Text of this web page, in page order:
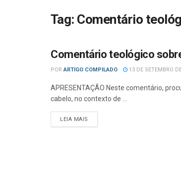
Tag: Comentário
ESTUDOS BÍBLICOS
Comentário teológico
POR ARTIGO COMPILADO 13 DE SETEMBRO
APRESENTAÇÃO Neste comentário,
cabelo, no contexto de ...
LEIA MAIS